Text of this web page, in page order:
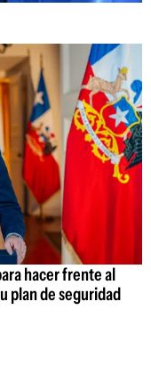
hacer frente al
plan de seguridad